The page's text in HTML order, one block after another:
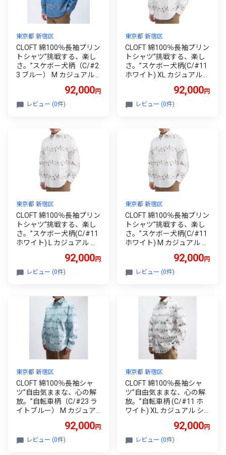
東京都 新宿区
CLOFT 綿100％長袖プリン
トシャツ”挑戦する、楽し
さ。”スケボー犬柄（C/#2
3 ブルー） M カジュアル
アパレル 日本製 ギフト 新
宿 0139-033-S08-4
92,000円
レビュー (0件)
東京都 新宿区
CLOFT 綿100％長袖プリン
トシャツ”挑戦する、楽し
さ。”スケボー犬柄(C/#11
ホワイト) XL カジュアル
アパレル 日本製 ギフト 新
宿 0139-033-S08-3
92,000円
レビュー (0件)
東京都 新宿区
CLOFT 綿100％長袖プリン
トシャツ”挑戦する、楽し
さ。”スケボー犬柄(C/#11
ホワイト) L カジュアル シ
パレル 日本製 ギフト 新宿
0139-033-S08-2
92,000円
レビュー (0件)
東京都 新宿区
CLOFT 綿100％長袖プリン
トシャツ”挑戦する、楽し
さ。”スケボー犬柄(C/#11
ホワイト) M カジュアル シ
パレル 日本製 ギフト 新宿
0139-033-S08-1
92,000円
レビュー (0件)
東京都 新宿区
CLOFT 綿100％長袖シャ
ツ”自由気ままな、心の解
放。”自転車柄（C/#23 ラ
イトブルー） M カジュア
ン アパレル 日本製 ギフト
新宿 0139-032-S08-4
92,000円
レビュー (0件)
東京都 新宿区
CLOFT 綿100％長袖シャ
ツ”自由気ままな、心の解
放。”自転車柄 (C/#11 ホ
ワイト) XL カジュアル シ
パレル 日本製 ギフト 新宿
0139-032-S08-3
92,000円
レビュー (0件)